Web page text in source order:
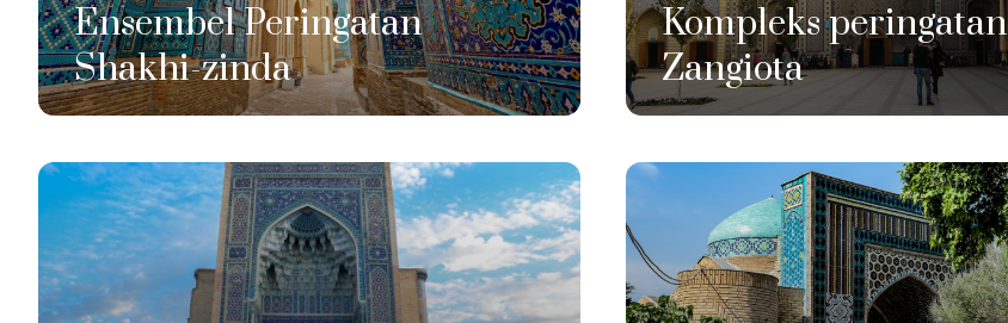
Ensembel Peringatan
Shakhi-zinda
Kompleks peringatan
Zangiota